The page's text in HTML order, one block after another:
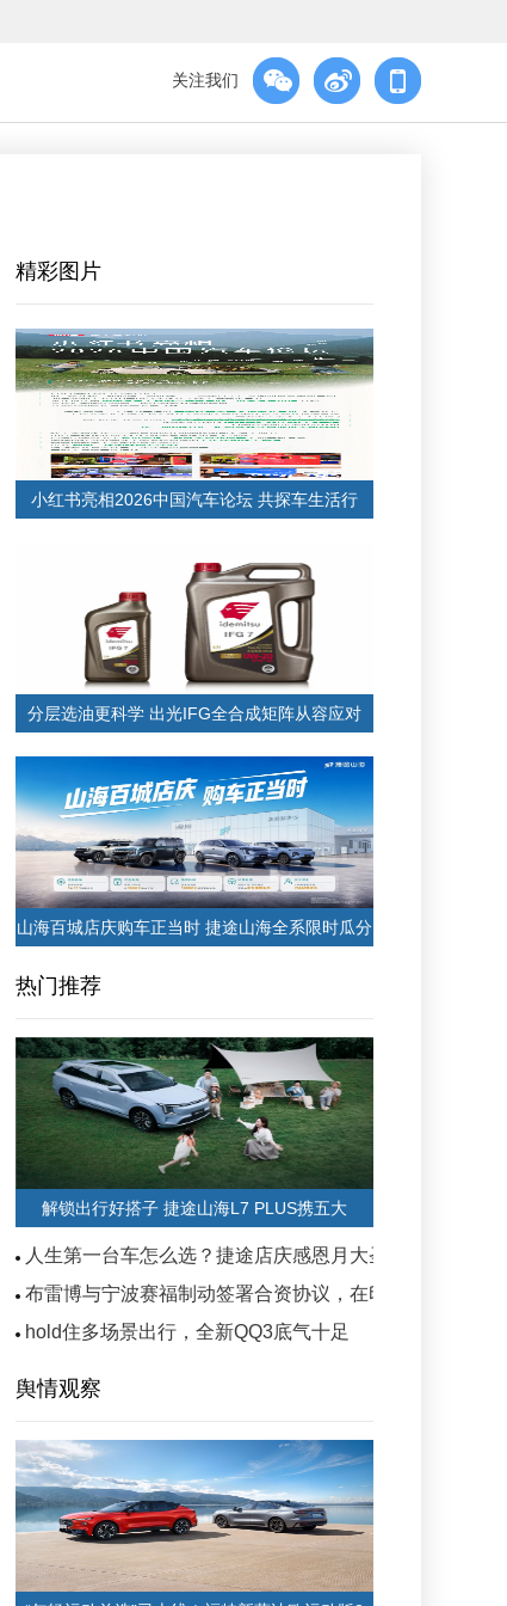
关注我们
精彩图片
小红书亮相2026中国汽车论坛 共探车生活行
分层选油更科学 出光IFG全合成矩阵从容应对
山海百城店庆购车正当时 捷途山海全系限时瓜分
热门推荐
解锁出行好搭子 捷途山海L7 PLUS携五大
人生第一台车怎么选？捷途店庆感恩月大圣6.99万起，0
布雷博与宁波赛福制动签署合资协议，在印度生产摩托
hold住多场景出行，全新QQ3底气十足
舆情观察